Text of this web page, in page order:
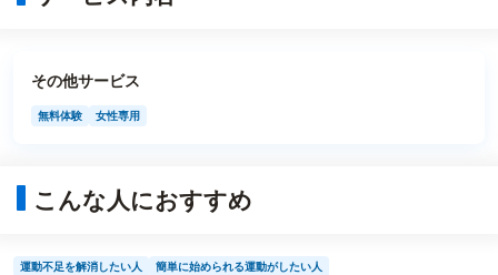
その他サービス
無料体験 女性専用
こんな人におすすめ
運動不足を解消したい人
簡単に始められる運動がしたい人